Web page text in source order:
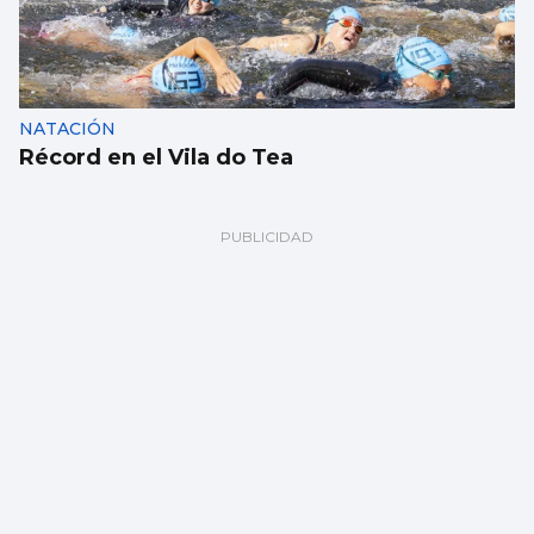
NATACIÓN
Récord en el Vila do Tea